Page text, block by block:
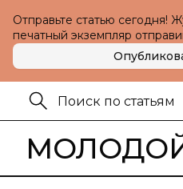
Отправьте статью сегодня!
печатный экземпляр